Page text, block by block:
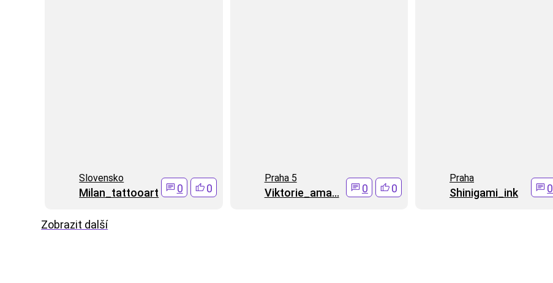
Slovensko
Milan_tattooart 0 0
Praha 5
Viktorie_ama... 0 0
Praha
Shinigami_ink 0
Zobrazit další